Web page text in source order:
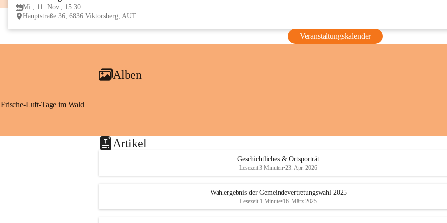
Mi., 11. Nov., 15:30
Hauptstraße 36, 6836 Viktorsberg, AUT
Veranstaltungskalender
Alben
Frische-Luft-Tage im Wald
Artikel
Geschichtliches & Ortsporträt
Lesezeit 3 Minuten•23. Apr. 2026
Wahlergebnis der Gemeindevertretungswahl 2025
Lesezeit 1 Minute•16. März 2025